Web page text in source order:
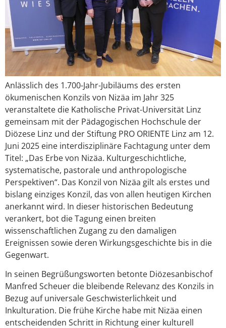
Anlässlich des 1.700-Jahr-Jubiläums des ersten
ökumenischen Konzils von Nizäa im Jahr 325
veranstaltete die Katholische Privat-Universität Linz
gemeinsam mit der Pädagogischen Hochschule der
Diözese Linz und der Stiftung PRO ORIENTE Linz am 12.
Juni 2025 eine interdisziplinäre Fachtagung unter dem
Titel: „Das Erbe von Nizäa. Kulturgeschichtliche,
systematische, pastorale und anthropologische
Perspektiven“. Das Konzil von Nizäa gilt als erstes und
bislang einziges Konzil, das von allen heutigen Kirchen
anerkannt wird. In dieser historischen Bedeutung
verankert, bot die Tagung einen breiten
wissenschaftlichen Zugang zu den damaligen
Ereignissen sowie deren Wirkungsgeschichte bis in die
Gegenwart.
In seinen Begrüßungsworten betonte Diözesanbischof
Manfred Scheuer die bleibende Relevanz des Konzils in
Bezug auf universale Geschwisterlichkeit und
Inkulturation. Die frühe Kirche habe mit Nizäa einen
entscheidenden Schritt in Richtung einer kulturell